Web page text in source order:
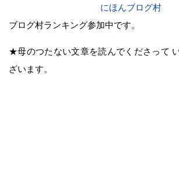
にほんブログ村
ブログ村ランキング参加中です。
★母のつたない文章を読んでくださって
ざいます。